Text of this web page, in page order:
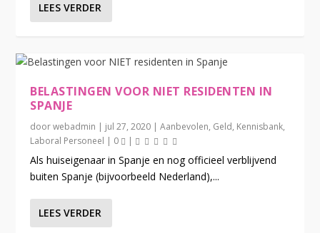
LEES VERDER
BELASTINGEN VOOR NIET RESIDENTEN IN
SPANJE
doorwebadmin | jul 27, 2020 |Aanbevolen, Geld, Kennisbank,
Laboral Personeel | 0 |
Als huiseigenaar in Spanje en nog officieel verblijvend
buiten Spanje (bijvoorbeeld Nederland),...
LEES VERDER